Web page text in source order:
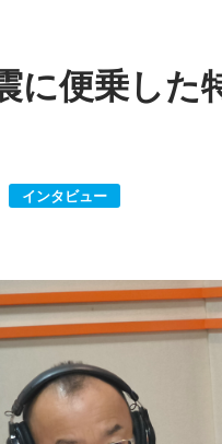
に便乗した
インタビュー